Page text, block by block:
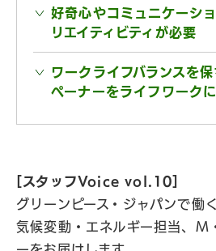
好奇心やコミュニケーシ
リエイティビティが必要
ワークライフバランスを
ペーナーをライフワーク
[スタッフVoice vol.10]
グリーンピース・ジャパンで働
気候変動・エネルギー担当、M